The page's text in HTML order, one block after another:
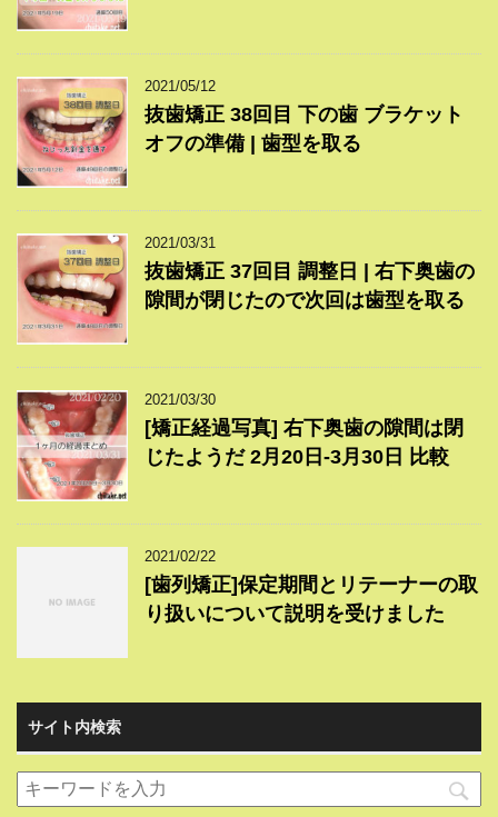
2021/05/12
抜歯矯正 38回目 下の歯 ブラケット
オフの準備 | 歯型を取る
2021/03/31
抜歯矯正 37回目 調整日 | 右下奥歯の
隙間が閉じたので次回は歯型を取る
2021/03/30
[矯正経過写真] 右下奥歯の隙間は閉
じたようだ 2月20日-3月30日 比較
2021/02/22
[歯列矯正]保定期間とリテーナーの取
り扱いについて説明を受けました
サイト内検索